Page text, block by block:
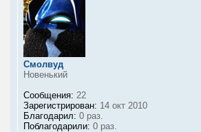
Смолвуд
Новенький
Сообщения: 22
Зарегистрирован: 14 окт 2010
Благодарил: 0 раз.
Поблагодарили: 0 раз.